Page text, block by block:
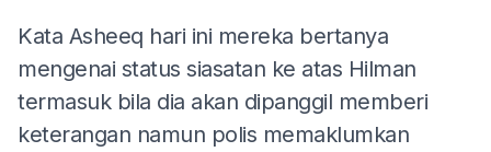
Kata Asheeq hari ini mereka bertanya
mengenai status siasatan ke atas Hilman
termasuk bila dia akan dipanggil memberi
keterangan namun polis memaklumkan